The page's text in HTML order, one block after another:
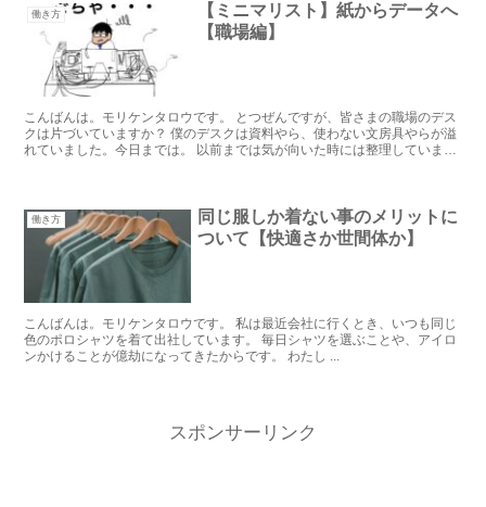
働き方
【ミニマリスト】紙からデータへ
【職場編】
こんばんは。モリケンタロウです。 とつぜんですが、皆さまの職場のデス
クは片づいていますか？ 僕のデスクは資料やら、使わない文房具やらが溢
れていました。今日までは。 以前までは気が向いた時には整理していまし
働き方
同じ服しか着ない事のメリットに
ついて【快適さか世間体か】
こんばんは。モリケンタロウです。 私は最近会社に行くとき、いつも同じ
色のポロシャツを着て出社しています。 毎日シャツを選ぶことや、アイロ
スポンサーリンク